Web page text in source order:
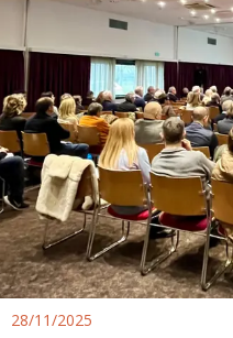
28/11/2025